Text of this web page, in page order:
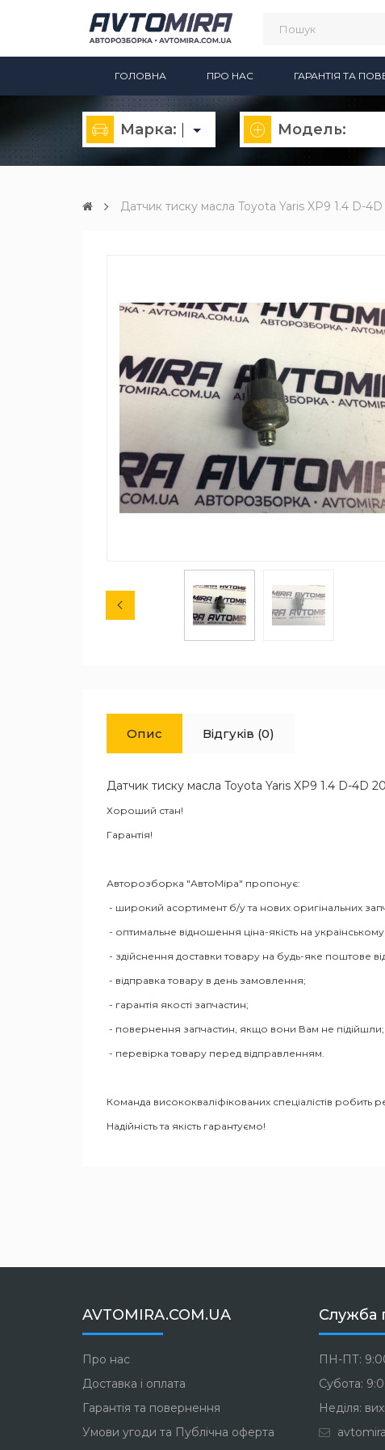
ГОЛОВНА ПРО НАС ГАРАНТІЯ ТА
Марка: Модель:
Датчик тиску масла Toyota Yaris XP9 1.4 D-
Опис Відгуків (0)
Датчик тиску масла Toyota Yaris XP9 1.4 D-4D
Хороший стан!
Гарантія!
Авторозборка "АвтоМіра" пропонує:
- широкий асортимент б/у та нових оригінальних
- оптимальне відношення ціна-якість на
- здійснення доставки товару на будь-яке поштове
- відправка товару в день замовлення;
- гарантія якості запчастин;
- повернення запчастин, якщо вони Вам не підійшли;
- перевірка товару перед відправленням.
Команда висококваліфікованих спеціалістів робить
Надійність та якість гарантуємо!
AVTOMIRA.COM.UA
Про нас
Доставка і оплата
Гарантія та повернення
Умови угоди та Публічна оферта
Служба
ПН-ПТ:
Субота:
Неділя: